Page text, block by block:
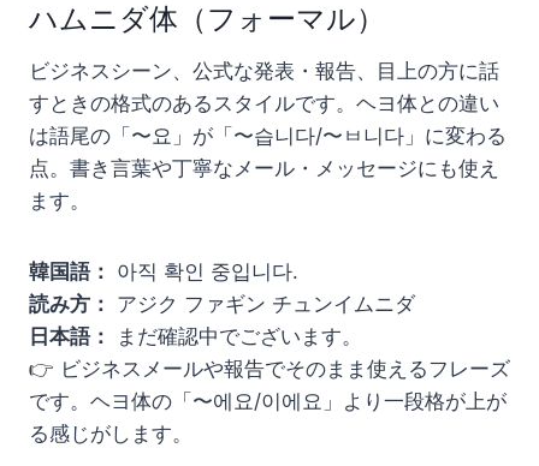
ハムニダ体（フォーマル）
ビジネスシーン、公式な発表・報告、目上の方に話
すときの格式のあるスタイルです。ヘヨ体との違い
は語尾の「〜요」が「〜습니다/〜ㅂ니다」に変わる
点。書き言葉や丁寧なメール・メッセージにも使え
ます。
韓国語： 아직 확인 중입니다.
読み方： アジク ファギン チュンイムニダ
日本語：
まだ確認中でございます。
👉 ビジネスメールや報告でそのまま使えるフレーズ
です。ヘヨ体の「〜에요/이에요」より一段格が上が
る感じがします。